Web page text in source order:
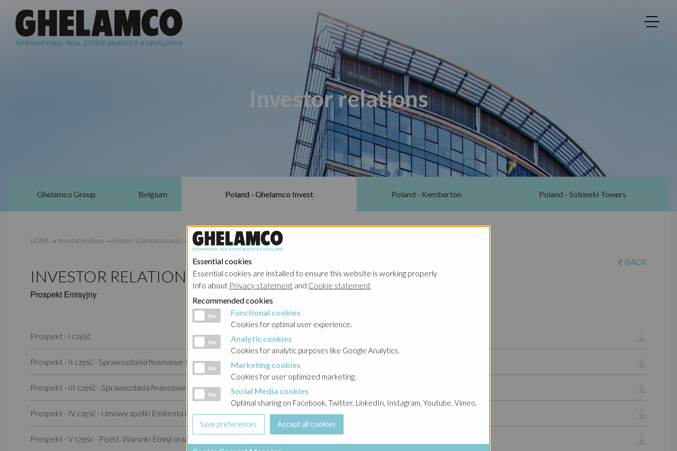
Investor relations
Ghelamco Group Belgium Poland - Ghelamco Invest Poland - Kemberton Poland - Sobieski Towers
HOME → Investor relations → Poland - Ghelamco Invest → Prospekt Emisyjny 2014
BACK
INVESTOR RELATIONS POLAND
Prospekt Emisyjny
Prospekt - I część
Prospekt - II część - Sprawozdania finansowe Emitenta
Prospekt - III część - Sprawozdania finansowe Gwaranta
Prospekt - IV część - Umowy spółki Emitenta i Gwaranta
Prospekt - V część - Podst. Warunki Emisji oraz Wzór Ost. Warunków Oferty
Essential cookies
Essential cookies are installed to ensure this website is working properly
Info about Privacy statement and Cookie statement
Recommended cookies
Functional cookies
No Functional cookies
Cookies for optimal user experience.
Analytic cookies
No Analytic cookies
Cookies for analytic purposes like Google Analytics.
Marketing cookies
No Marketing cookies
Cookies for user optimized marketing.
Social Media cookies
No Social Media cookies
Optimal sharing on Facebook, Twitter, LinkedIn, Instagram, Youtube, Vimeo.